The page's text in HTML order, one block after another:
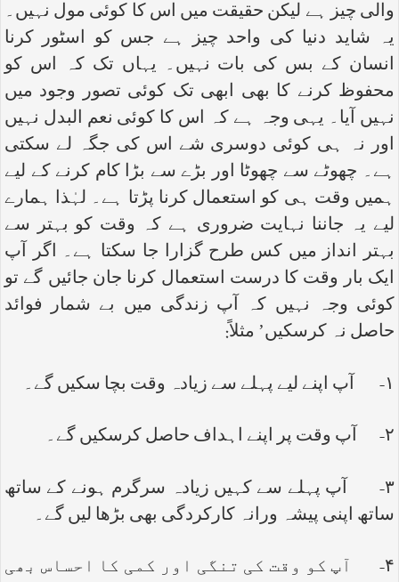
والی چیز ہے لیکن حقیقت میں اس کا کوئی مول نہیں۔
یہ شاید دنیا کی واحد چیز ہے جس کو اسٹور کرنا
انسان کے بس کی بات نہیں۔ یہاں تک کہ اس کو
محفوظ کرنے کا بھی ابھی تک کوئی تصور وجود میں
نہیں آیا۔ یہی وجہ ہے کہ اس کا کوئی نعم البدل نہیں
اور نہ ہی کوئی دوسری شے اس کی جگہ لے سکتی
ہے۔ چھوٹے سے چھوٹا اور بڑے سے بڑا کام کرنے کے لیے
ہمیں وقت ہی کو استعمال کرنا پڑتا ہے۔ لہٰذا ہمارے
لیے یہ جاننا نہایت ضروری ہے کہ وقت کو بہتر سے
بہتر انداز میں کس طرح گزارا جا سکتا ہے۔ اگر آپ
ایک بار وقت کا درست استعمال کرنا جان جائیں گے تو
کوئی وجہ نہیں کہ آپ زندگی میں بے شمار فوائد
حاصل نہ کرسکیں’ مثلاً:
۱- آپ اپنے لیے پہلے سے زیادہ وقت بچا سکیں گے۔
۲- آپ وقت پر اپنے اہداف حاصل کرسکیں گے۔
۳- آپ پہلے سے کہیں زیادہ سرگرم ہونے کے ساتھ
ساتھ اپنی پیشہ ورانہ کارکردگی بھی بڑھا لیں گے۔
۴- آپ کو وقت کی تنگی اور کمی کا احساس بھی